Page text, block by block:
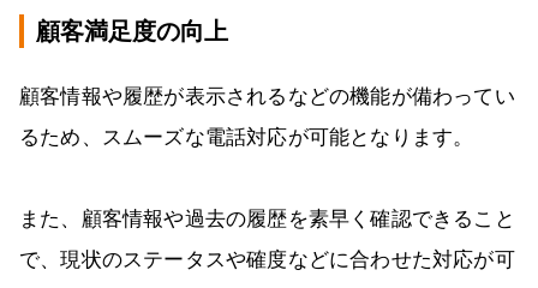
顧客満足度の向上
顧客情報や履歴が表示されるなどの機能が備わってい
るため、スムーズな電話対応が可能となります。
また、顧客情報や過去の履歴を素早く確認できること
で、現状のステータスや確度などに合わせた対応が可